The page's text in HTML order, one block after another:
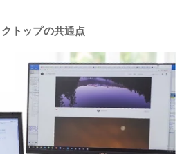
トップの共通点